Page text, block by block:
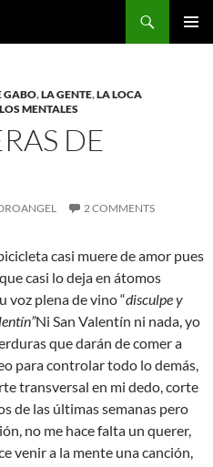
GABO,LA GENTE,LA LOCA
MENTALES
DE
2 COMMENTS
casi muere de amor pues
casi lo deja en átomos
voz plena de vino “disculpe y
Ni San Valentín ni nada, yo
que darán de comer a
para controlar todo lo demás,
transversal en mi dedo, corte
de las últimas semanas pero
no me hace falta un querer,
venir a la mente una canción,